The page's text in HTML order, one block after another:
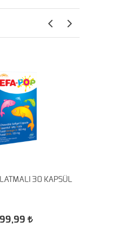
30 KAPSÜL